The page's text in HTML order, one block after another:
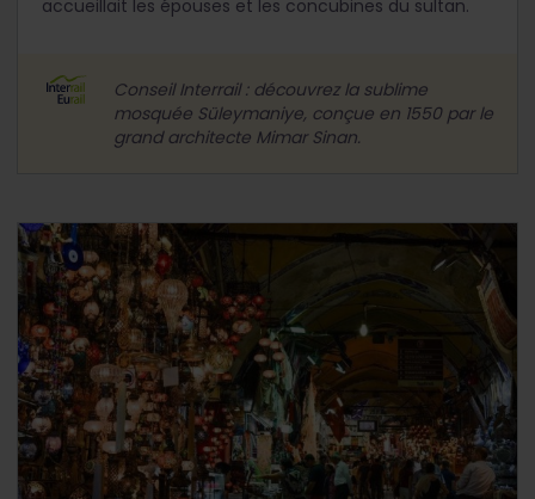
accueillait les épouses et les concubines du sultan.
Conseil Interrail : découvrez la sublime
mosquée Süleymaniye, conçue en 1550 par le
grand architecte Mimar Sinan.